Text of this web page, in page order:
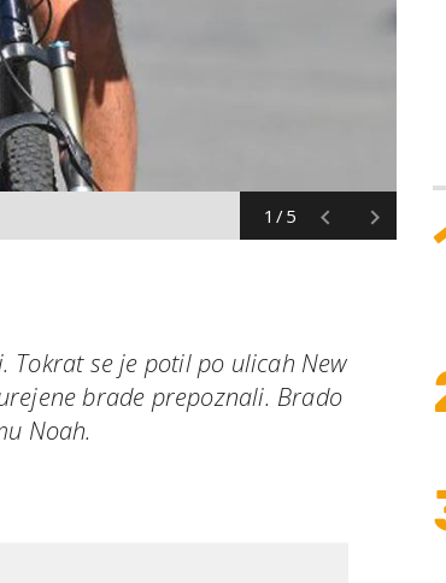
1/5
Tokrat se je potil po ulicah New
brade prepoznali. Brado
Noah.